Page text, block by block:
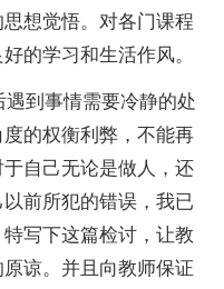
想觉悟。对各门课程
的学习和生活作风。
到事情需要冷静的处
的权衡利弊，不能再
自己无论是做人，还
前所犯的错误，我已
写下这篇检讨，让教
谅。并且向教师保证